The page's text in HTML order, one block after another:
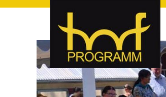
hof-programm –
hof-programm – das